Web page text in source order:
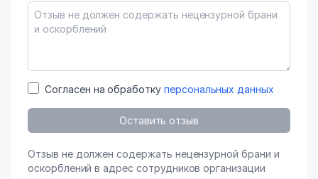
Согласен на обработку персональных данных
Оставить отзыв
Отзыв не должен содержать нецензурной брани и
оскорблений в адрес сотрудников организации